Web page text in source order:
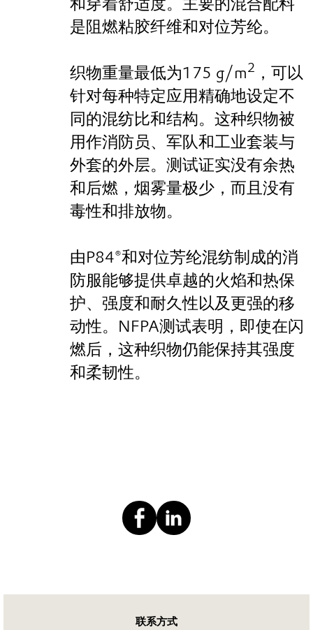
和穿着舒适度。主要的混合配料
是阻燃粘胶纤维和对位芳纶。
织物重量最低为175 g/m2 ，可以
针对每种特定应用精确地设定不
同的混纺比和结构。这种织物被
用作消防员、军队和工业套装与
外套的外层。测试证实没有余热
和后燃，烟雾量极少，而且没有
毒性和排放物。
由P84®和对位芳纶混纺制成的消
防服能够提供卓越的火焰和热保
护、强度和耐久性以及更强的移
动性。NFPA测试表明，即使在闪
燃后，这种织物仍能保持其强度
和柔韧性。
联系方式